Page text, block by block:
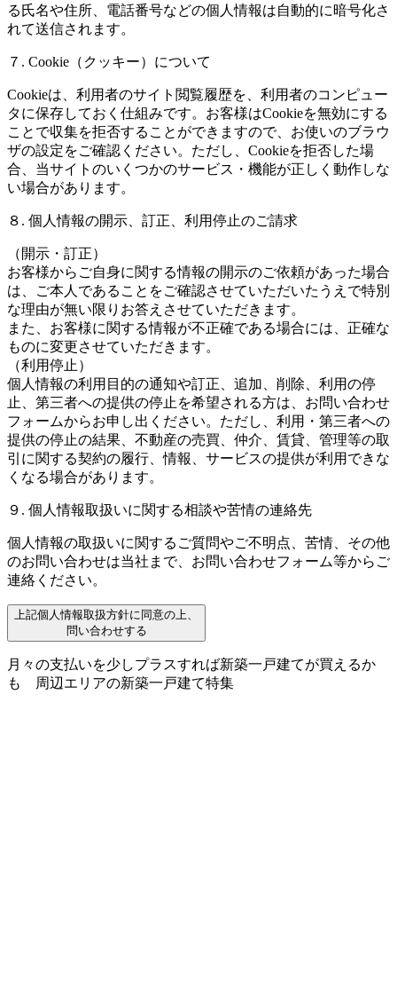
る氏名や住所、電話番号などの個人情報は自動的に暗号化さ
れて送信されます。
７. Cookie（クッキー）について
Cookieは、利用者のサイト閲覧履歴を、利用者のコンピュー
タに保存しておく仕組みです。お客様はCookieを無効にする
ことで収集を拒否することができますので、お使いのブラウ
ザの設定をご確認ください。ただし、Cookieを拒否した場
合、当サイトのいくつかのサービス・機能が正しく動作しな
い場合があります。
８. 個人情報の開示、訂正、利用停止のご請求
（開示・訂正）
お客様からご自身に関する情報の開示のご依頼があった場合
は、ご本人であることをご確認させていただいたうえで特別
な理由が無い限りお答えさせていただきます。
また、お客様に関する情報が不正確である場合には、正確な
ものに変更させていただきます。
（利用停止）
個人情報の利用目的の通知や訂正、追加、削除、利用の停
止、第三者への提供の停止を希望される方は、お問い合わせ
フォームからお申し出ください。ただし、利用・第三者への
提供の停止の結果、不動産の売買、仲介、賃貸、管理等の取
引に関する契約の履行、情報、サービスの提供が利用できな
くなる場合があります。
９. 個人情報取扱いに関する相談や苦情の連絡先
個人情報の取扱いに関するご質問やご不明点、苦情、その他
のお問い合わせは当社まで、お問い合わせフォーム等からご
連絡ください。
上記個人情報取扱方針に同意の上、
問い合わせする
月々の支払いを少しプラスすれば新築一戸建てが買えるか
も
周辺エリアの新築一戸建て特集